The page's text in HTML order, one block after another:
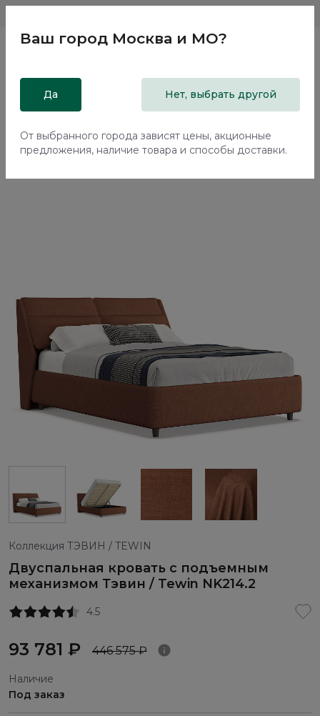
Главная
Кровати
Двуспальная кровать с подъемным механизмом Тэвин /
Коллекция ТЭВИН / TEWIN
Двуспальная кровать с подъемным
механизмом Тэвин / Tewin NK214.2
4.5
93 781 ₽ 446 575 ₽
Наличие
Под заказ
Ваш город Москва и МО?
Да Нет, выбрать другой
От выбранного города зависят цены, акционные
предложения, наличие товара и способы доставки.